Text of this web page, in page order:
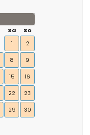
Sa
So
1
2
8 9
15 16
22 23
29 30